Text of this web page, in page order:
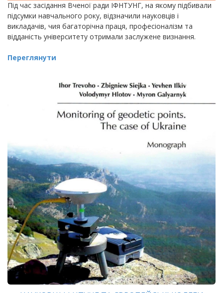
Під час засідання Вченої ради ІФНТУНГ, на якому підбивали
підсумки навчального року, відзначили науковців і
викладачів, чия багаторічна праця, професіоналізм та
відданість університету отримали заслужене визнання.
Переглянути